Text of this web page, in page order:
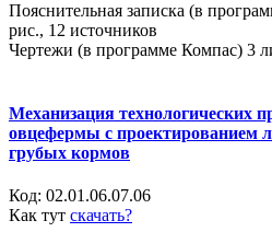
Пояснительная записка (в
рис., 12 источников
Чертежи (в программе Компас) 3
Механизация технологических
овцефермы с проектированием
грубых кормов
Код: 02.01.06.07.06
Как тут скачать?